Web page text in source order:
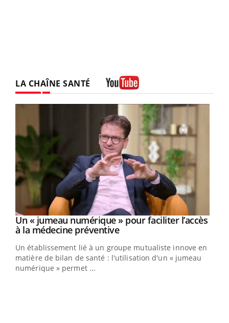
LA CHAÎNE SANTÉ
Youtube
Un « jumeau numérique » pour faciliter l’accès
à la médecine préventiveYoutube
Un établissement lié à un groupe mutualiste innove en
matière de bilan de santé : l'utilisation d'un « jumeau
numérique » permet ...